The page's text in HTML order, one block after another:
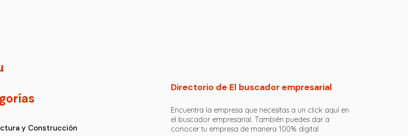
y Construcción
Directorio de El buscador empresarial
Encuentra la empresa que necesitas a un click aquí en
el buscador empresarial. También puedes dar a
conocer tu empresa de manera 100% digital